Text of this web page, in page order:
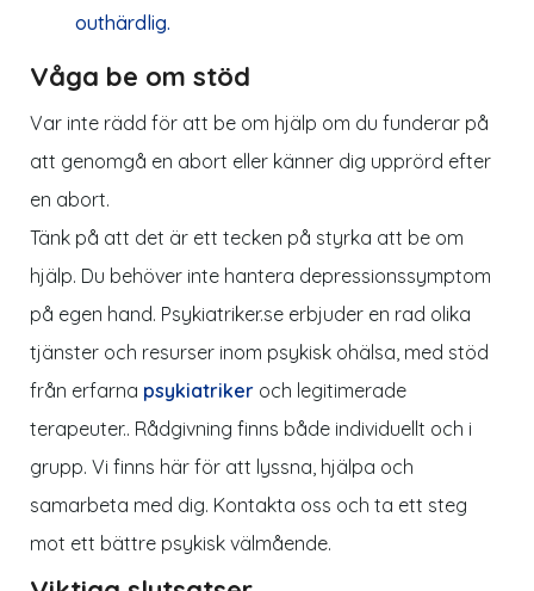
outhärdlig.
Våga be om stöd
Var inte rädd för att be om hjälp om du funderar på
att genomgå en abort eller känner dig upprörd efter
en abort.
Tänk på att det är ett tecken på styrka att be om
hjälp. Du behöver inte hantera depressionssymptom
på egen hand. Psykiatriker.se erbjuder en rad olika
tjänster och resurser inom psykisk ohälsa, med stöd
från erfarna psykiatriker och legitimerade
terapeuter.. Rådgivning finns både individuellt och i
grupp. Vi finns här för att lyssna, hjälpa och
samarbeta med dig. Kontakta oss och ta ett steg
mot ett bättre psykisk välmående.